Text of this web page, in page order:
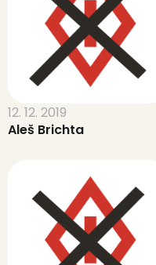
12. 12. 2019
Aleš Brichta